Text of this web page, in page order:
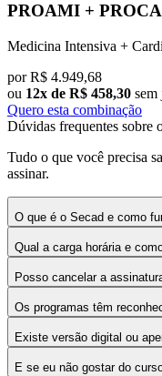
PROAMI +
Medicina Intensiva +
por R$ 4.949,68
ou 12x de R$ 458,30 sem
Quero esta combinação
Dúvidas frequentes
Tudo o que você precisa
assinar.
O que é o Secad e como
Qual a carga horária e
Posso cancelar a
Os programas têm
Existe versão digital ou
E se eu não gostar do